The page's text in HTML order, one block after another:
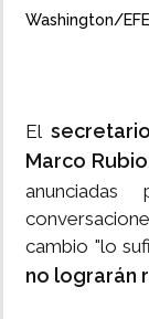
Washington/EFE
El
Marco Rubio
cambio "lo
no lograrán